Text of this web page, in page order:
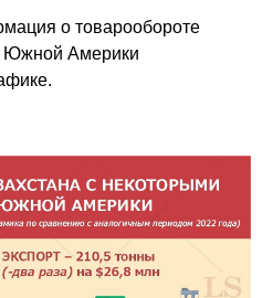
о товарообороте
Южной Америки